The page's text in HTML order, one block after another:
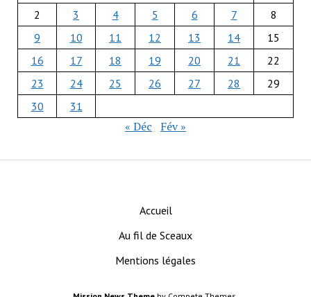
2
3 4 5 6 7
8
9
10 11 12 13 14
15
16
17 18 19 20 21
22
23
24 25 26 27 28
29
30
31
« Déc Fév »
Accueil
Au fil de Sceaux
Mentions légales